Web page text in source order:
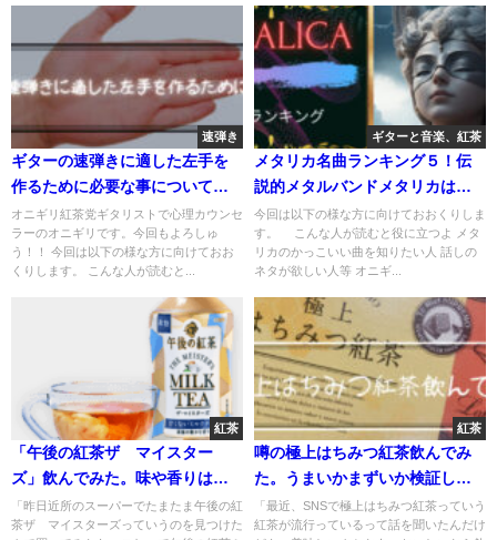
速弾き
ギターの速弾きに適した左手を
作るために必要な事について考
えてみる￼
オニギリ紅茶党ギタリストで心理カウンセ
ラーのオニギリです。今回もよろしゅ
う！！ 今回は以下の様な方に向けておお
くりします。 こんな人が読むと...
ギターと音楽、紅茶
メタリカ名曲ランキング５！伝
説的メタルバンドメタリカはエ
モくてかっこいい！
今回は以下の様な方に向けておおくりしま
す。 こんな人が読むと役に立つよ メタ
リカのかっこいい曲を知りたい人 話しの
ネタが欲しい人等 オニギ...
紅茶
「午後の紅茶ザ マイスター
ズ」飲んでみた。味や香りはど
んなものか？
「昨日近所のスーパーでたまたま午後の紅
茶ザ マイスターズっていうのを見つけた
紅茶
噂の極上はちみつ紅茶飲んでみ
た。うまいかまずいか検証した
るわ。￼
「最近、SNSで極上はちみつ紅茶っていう
紅茶が流行っているって話を聞いたんだけ